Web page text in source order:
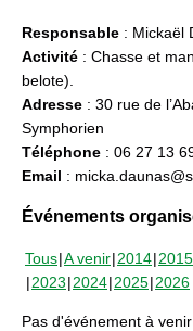
Responsable : Mickaël
Activité : Chasse et
belote).
Adresse : 30 rue de
Symphorien
Téléphone : 06 27 13
Email :
Événements
Tous A venir 2014 2015
2023 2024 2025 2026
Pas d'événement à